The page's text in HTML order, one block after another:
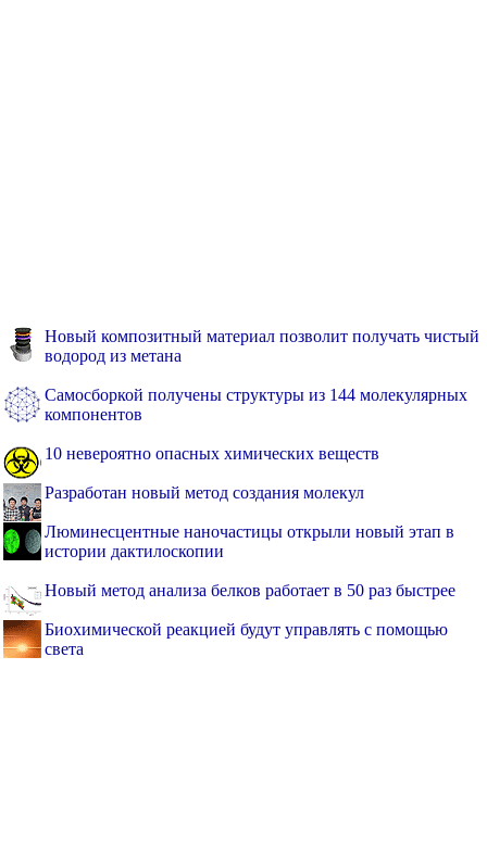
Новый композитный материал позволит получать чистый
водород из метана
Самосборкой получены структуры из 144 молекулярных
компонентов
10 невероятно опасных химических веществ
Разработан новый метод создания молекул
Люминесцентные наночастицы открыли новый этап в
истории дактилоскопии
Новый метод анализа белков работает в 50 раз быстрее
Биохимической реакцией будут управлять с помощью
света